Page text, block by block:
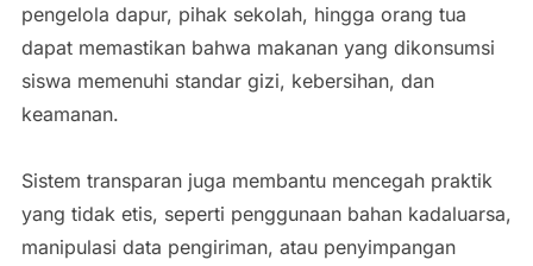
pengelola dapur, pihak sekolah, hingga orang tua
dapat memastikan bahwa makanan yang dikonsumsi
siswa memenuhi standar gizi, kebersihan, dan
keamanan.
Sistem transparan juga membantu mencegah praktik
yang tidak etis, seperti penggunaan bahan kadaluarsa,
manipulasi data pengiriman, atau penyimpangan